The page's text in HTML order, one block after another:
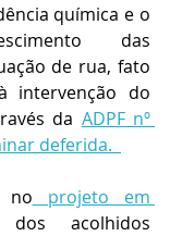
química e o
das
de rua, fato
intervenção do
da ADPF nº
deferida.
no projeto em
acolhidos